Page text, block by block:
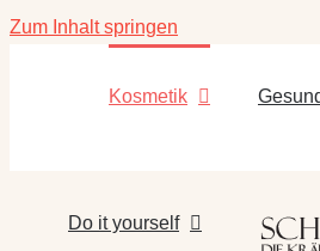
Zum Inhalt springen
Kosmetik
Do it yourself